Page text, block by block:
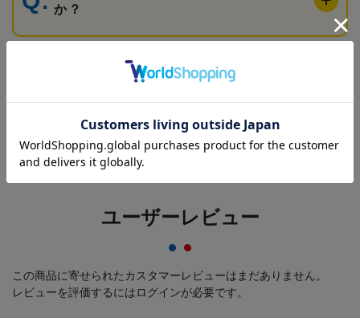
か？
日傘は小学校に持って行っても大丈夫
ですか？
ユーザーレビュー
この商品に寄せられたカスタマーレビューはまだありません。
レビューを評価するにはログインが必要です。